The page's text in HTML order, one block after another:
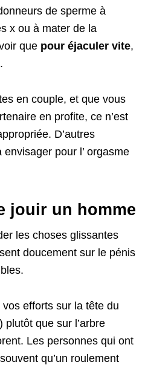
de sperme à
x ou à mater de la
que pour éjaculer vite,
en couple, et que vous
en profite, ce n’est
D’autres
pour l’ orgasme
jouir un homme
les choses glissantes
doucement sur le pénis
efforts sur la tête du
plutôt que sur l’arbre
Les personnes qui ont
qu’un roulement